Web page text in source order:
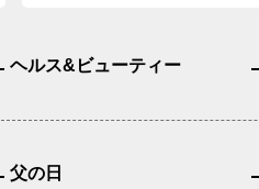
ヘルス&ビューティー
父の日